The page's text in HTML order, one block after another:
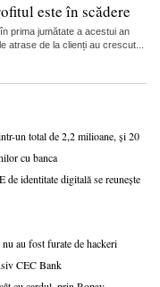
este în scădere
prima jumătate a acestui an
atrase de la clienți au crescut...
un total de 2,2 milioane, și 20
cu banca
identitate digitală se reunește
au fost furate de hackeri
CEC Bank